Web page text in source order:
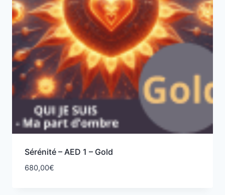
Sérénité – AED 1 – Gold
680,00€